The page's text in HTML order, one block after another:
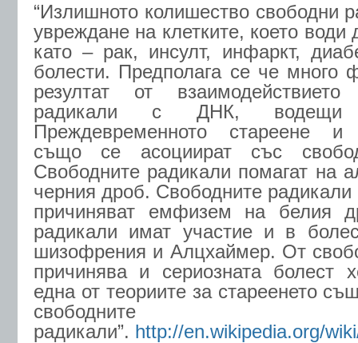
“Излишното колишество свободни
увреждане на клетките, което води
като – рак, инсулт, инфаркт,
болести. Предполага се че много
резултат от
радикали с ДНК, водещи
Преждевременното стареене и
също се асоциират със
Свободните радикали помагат на
черния дроб. Свободните радикали
причиняват емфизем на белия
радикали имат участие и в
шизофрения и Алцхаймер. От
причинява и сериозната болест
една от теориите за стареенето
свободните
радикали”. http://en.wikipedia.org/